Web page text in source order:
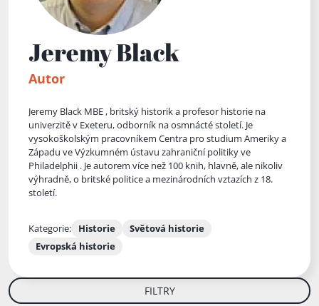
Jeremy Black
Autor
Jeremy Black MBE , britský historik a profesor historie na
univerzitě v Exeteru, odborník na osmnácté století. Je
vysokoškolským pracovníkem Centra pro studium Ameriky a
Západu ve Výzkumném ústavu zahraniční politiky ve
Philadelphii . Je autorem více než 100 knih, hlavně, ale nikoliv
výhradně, o britské politice a mezinárodních vztazích z 18.
století.
Kategorie: Historie
Světová historie
Evropská historie
FILTRY